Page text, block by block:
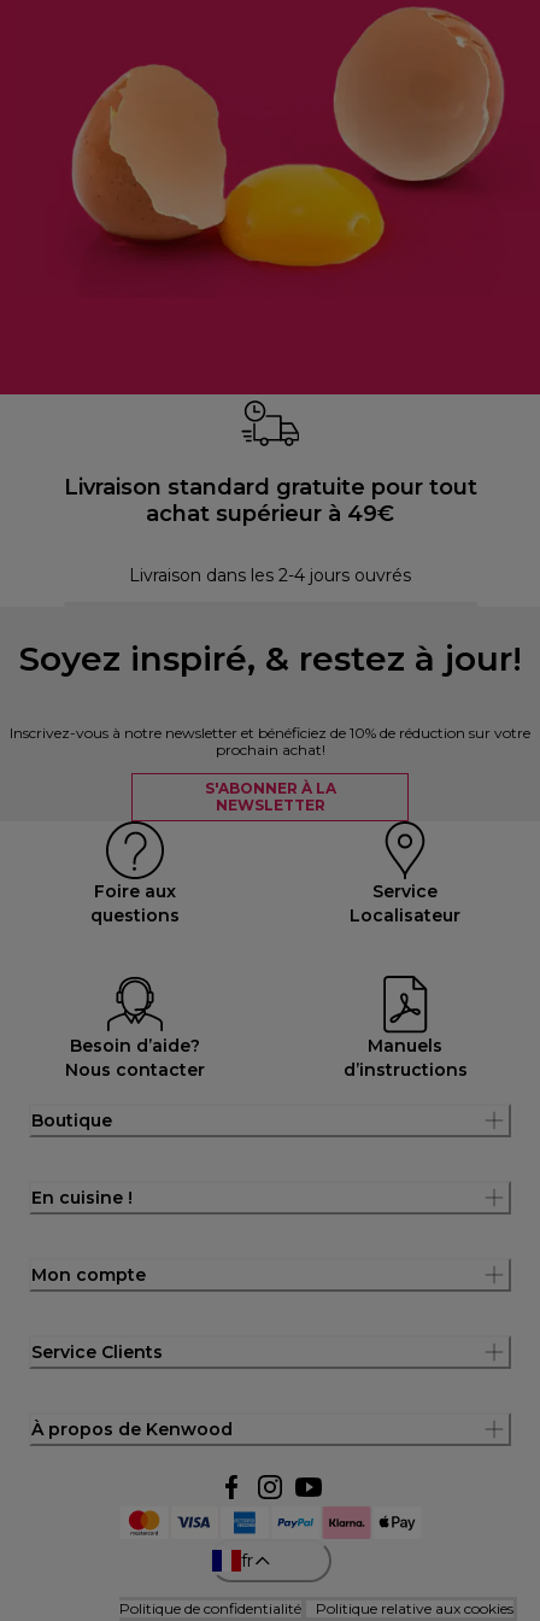
Livraison standard gratuite pour tout
achat supérieur à 49€
Livraison dans les 2-4 jours ouvrés
Soyez inspiré, & restez à jour!
Inscrivez-vous à notre newsletter et bénéficiez de 10% de réduction sur votre
prochain achat!
S'ABONNER À LA
NEWSLETTER
Foire aux
questions
Service
Localisateur
Besoin d’aide?
Nous contacter
Manuels
d’instructions
Boutique
En cuisine !
Mon compte
Service Clients
À propos de Kenwood
fr
Politique de confidentialité Politique relative aux cookies